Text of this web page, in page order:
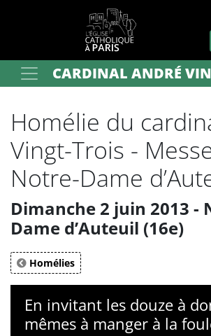
Votre rechercheCARDINAL ANDRÉ
Homélie du
Vingt-Trois -
Notre-Dame
Dimanche 2 juin 2013 -
Dame d’Auteuil (16e)
Homélies
En invitant les douze à
mêmes à manger à la
Panneau de gestion des cookies